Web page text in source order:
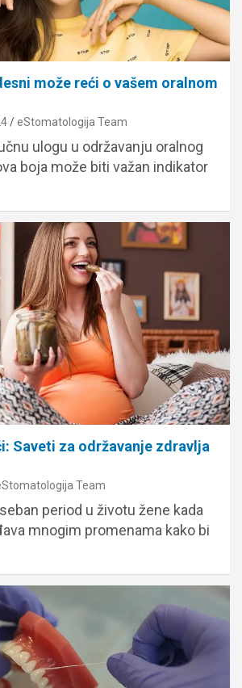
može reći o vašem oralnom
eStomatologija Team
ulogu u održavanju oralnog
boja može biti važan indikator
Saveti za održavanje zdravlja
Team
period u životu žene kada
mnogim promenama kako bi